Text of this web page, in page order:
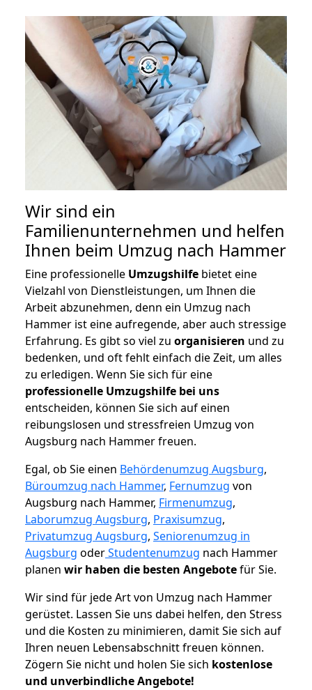
Wir sind ein
Familienunternehmen und helfen
Ihnen beim Umzug nach Hammer
Eine professionelle Umzugshilfe bietet eine
Vielzahl von Dienstleistungen, um Ihnen die
Arbeit abzunehmen, denn ein Umzug nach
Hammer ist eine aufregende, aber auch stressige
Erfahrung. Es gibt so viel zu organisieren und zu
bedenken, und oft fehlt einfach die Zeit, um alles
zu erledigen. Wenn Sie sich für eine
professionelle Umzugshilfe bei uns
entscheiden, können Sie sich auf einen
reibungslosen und stressfreien Umzug von
Augsburg nach Hammer freuen.
Egal, ob Sie einen Behördenumzug Augsburg,
Büroumzug nach Hammer, Fernumzug von
Augsburg nach Hammer, Firmenumzug,
Laborumzug Augsburg, Praxisumzug,
Privatumzug Augsburg, Seniorenumzug in
Augsburg oderStudentenumzug nach Hammer
planen wir haben die besten Angebotefür Sie.
Wir sind für jede Art von Umzug nach Hammer
gerüstet. Lassen Sie uns dabei helfen, den Stress
und die Kosten zu minimieren, damit Sie sich auf
Ihren neuen Lebensabschnitt freuen können.
Zögern Sie nicht und holen Sie sich kostenlose
und unverbindliche Angebote!